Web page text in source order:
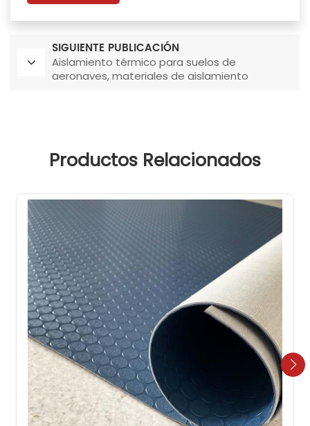
SIGUIENTE PUBLICACIÓN
Aislamiento térmico para suelos de
aeronaves, materiales de aislamiento
Productos Relacionados